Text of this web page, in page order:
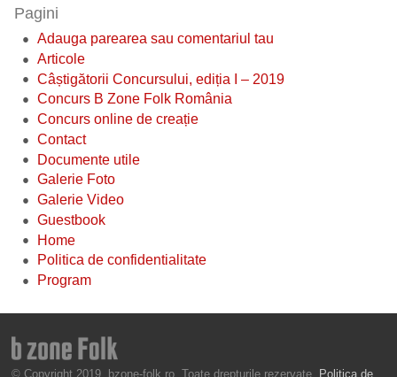
Pagini
Adauga parearea sau comentariul tau
Articole
Câștigătorii Concursului, ediția I – 2019
Concurs B Zone Folk România
Concurs online de creație
Contact
Documente utile
Galerie Foto
Galerie Video
Guestbook
Home
Politica de confidentialitate
Program
© Copyright 2019, bzone-folk.ro. Toate drepturile rezervate. Politica de